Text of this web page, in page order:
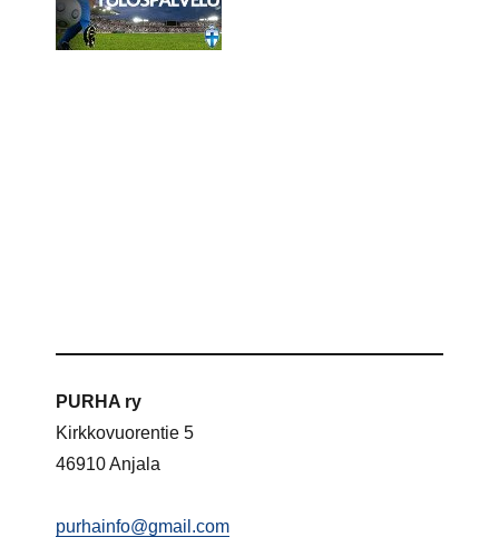
PURHA ry
Kirkkovuorentie 5
46910 Anjala
purhainfo@gmail.com